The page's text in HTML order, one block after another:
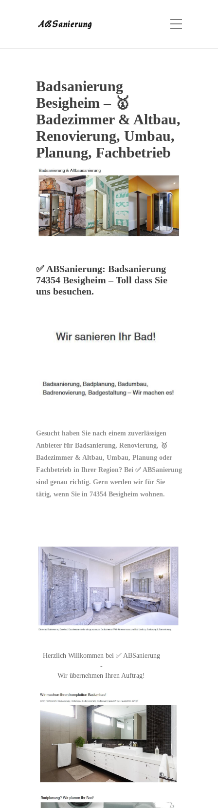
Badsanierung
Besigheim – 🥇
Badezimmer & Altbau,
Renovierung, Umbau,
Planung, Fachbetrieb
✅ ABSanierung: Badsanierung
74354 Besigheim – Toll dass Sie
uns besuchen.
Gesucht haben Sie nach einem zuverlässigen
Anbieter für Badsanierung, Renovierung, 🥇
Badezimmer & Altbau, Umbau, Planung oder
Fachbetrieb in Ihrer Region? Bei ✅ ABSanierung
sind genau richtig. Gern werden wir für Sie
tätig, wenn Sie in 74354 Besigheim wohnen.
Herzlich Willkommen bei ✅ ABSanierung
-
Wir übernehmen Ihren Auftrag!